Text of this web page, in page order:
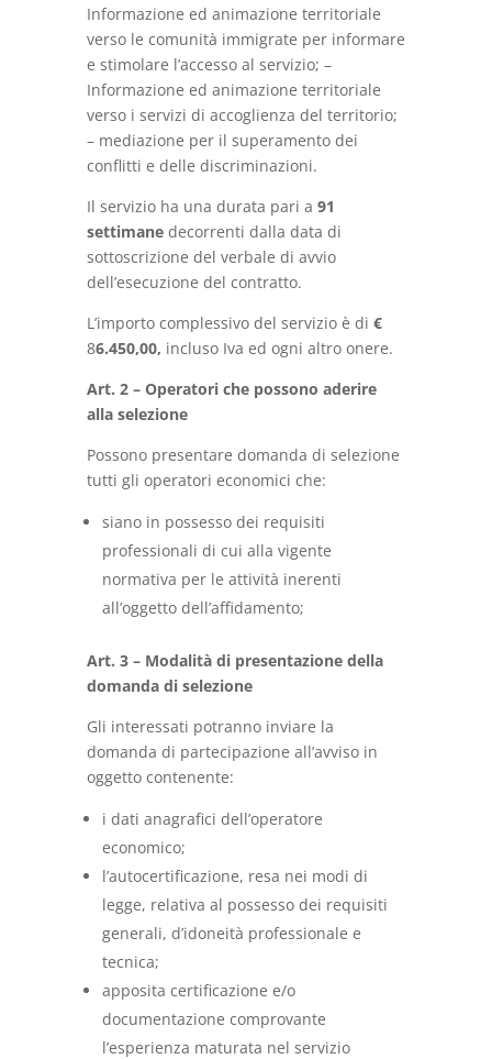
Informazione ed animazione territoriale
verso le comunità immigrate per informare
e stimolare l’accesso al servizio; –
Informazione ed animazione territoriale
verso i servizi di accoglienza del territorio;
– mediazione per il superamento dei
conflitti e delle discriminazioni.
Il servizio ha una durata pari a 91
settimanedecorrenti dalla data di
sottoscrizione del verbale di avvio
dell’esecuzione del contratto.
L’importo complessivo del servizio è di €
86.450,00, incluso Iva ed ogni altro onere.
Art. 2 – Operatori che possono aderire
alla selezione
Possono presentare domanda di selezione
tutti gli operatori economici che:
siano in possesso dei requisiti
professionali di cui alla vigente
normativa per le attività inerenti
all’oggetto dell’affidamento;
Art. 3 – Modalità di presentazione della
domanda di selezione
Gli interessati potranno inviare la
domanda di partecipazione all’avviso in
oggetto contenente:
i dati anagrafici dell’operatore
economico;
l’autocertificazione, resa nei modi di
legge, relativa al possesso dei requisiti
generali, d’idoneità professionale e
tecnica;
apposita certificazione e/o
documentazione comprovante
l’esperienza maturata nel servizio